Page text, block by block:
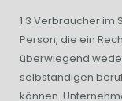
1.3 Verbraucher im
Person, die ein
überwiegend
selbständigen
können.